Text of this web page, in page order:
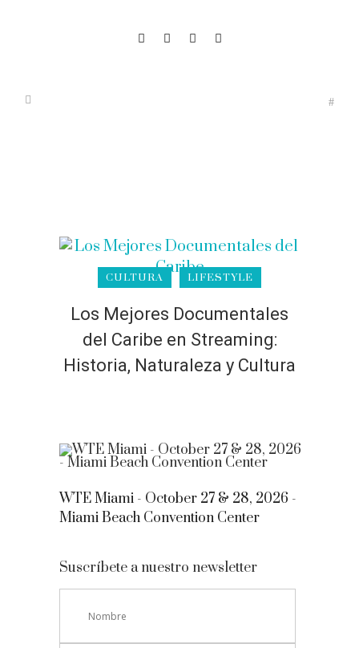
CULTURA LIFESTYLE
Los Mejores Documentales
del Caribe en Streaming:
Historia, Naturaleza y Cultura
WTE Miami - October 27 & 28, 2026 -
Miami Beach Convention Center
Suscríbete a nuestro newsletter